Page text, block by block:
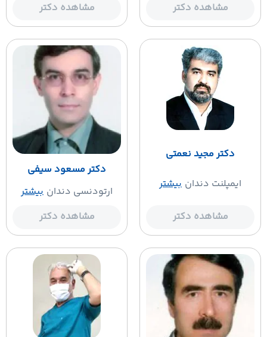
مشاهده دکتر
مشاهده دکتر
دکتر مجید نعمتی
ایمپلنت دندان بیشتر
مشاهده دکتر
دکتر مسعود سیفی
ارتودنسی دندان بیشتر
مشاهده دکتر